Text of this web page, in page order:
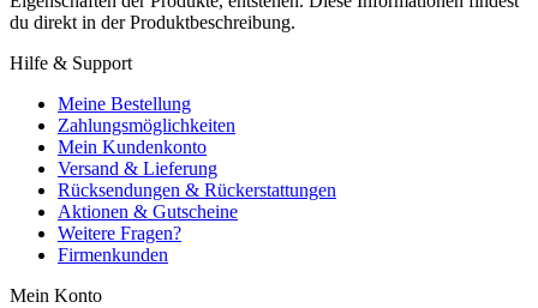
du direkt in der Produktbeschreibung.
Hilfe & Support
Meine Bestellung
Zahlungsmöglichkeiten
Mein Kundenkonto
Versand & Lieferung
Rücksendungen & Rückerstattungen
Aktionen & Gutscheine
Weitere Fragen?
Firmenkunden
Mein Konto